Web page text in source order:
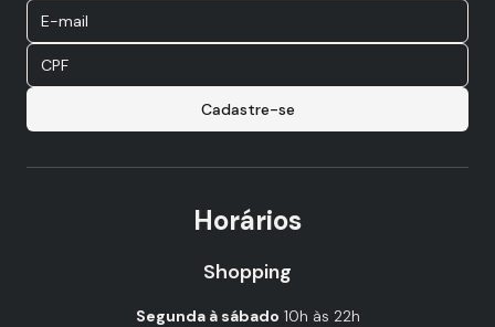
Cadastre-se
Horários
Shopping
Segunda à sábado 10h às 22h